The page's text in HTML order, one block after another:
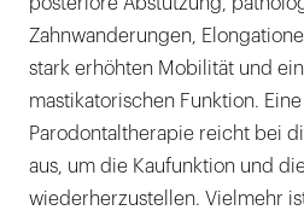
Zahnwanderungen,
stark erhöhten Mobilität und
mastikatorischen Funktion.
Parodontaltherapie reicht bei
aus, um die Kaufunktion und
wiederherzustellen. Vielmehr